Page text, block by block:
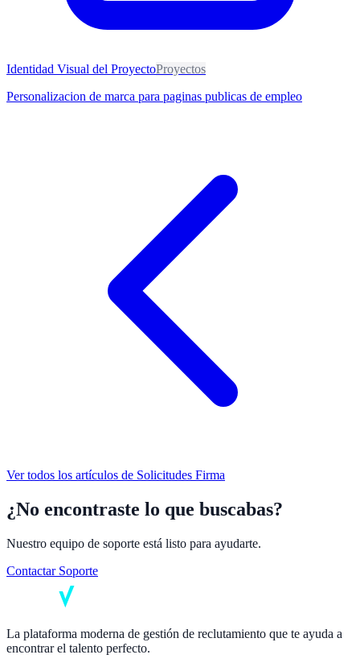
Identidad Visual del ProyectoProyectos
Personalizacion de marca para paginas publicas de empleo
Ver todos los artículos de Solicitudes Firma
¿No encontraste lo que buscabas?
Nuestro equipo de soporte está listo para ayudarte.
Contactar Soporte
La plataforma moderna de gestión de reclutamiento que te ayuda a
encontrar el talento perfecto.